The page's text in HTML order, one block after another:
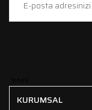
KURUMSAL